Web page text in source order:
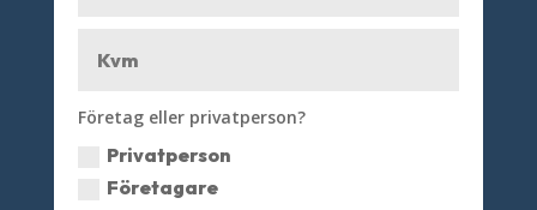
Företag eller privatperson?
Privatperson
Företagare